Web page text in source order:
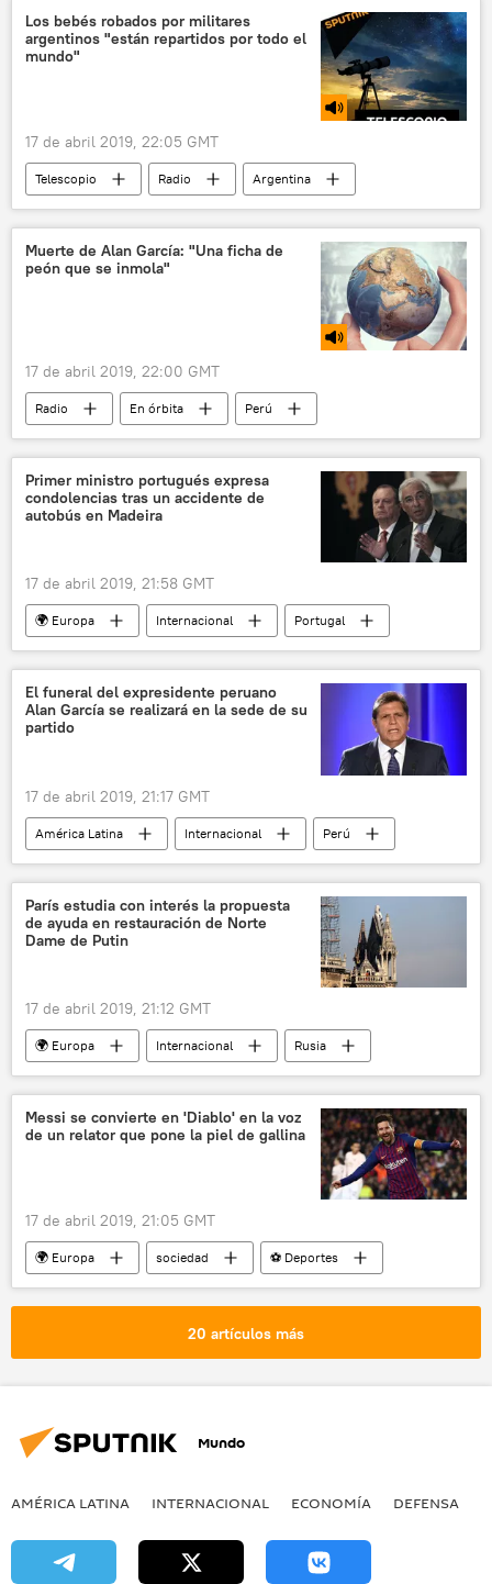
Doctrina de Monroe
vigencia
noticias
Los bebés robados por militares
argentinos "están repartidos por todo el
mundo"
17 de abril 2019, 22:05 GMT
Telescopio Radio
Argentina
dictadura
desaparecidos
identidad
memoria
Muerte de Alan García: "Una ficha de
peón que se inmola"
17 de abril 2019, 22:00 GMT
Radio En órbita
Perú
Argentina
Venezuela
Portugal
Alan García
Odebrecht
suicidio
corrupción
inflación
Primer ministro portugués expresa
condolencias tras un accidente de
autobús en Madeira
17 de abril 2019, 21:58 GMT
🌍 Europa Internacional
Portugal
Antonio Costa
condolencias
accidente
noticias
El funeral del expresidente peruano
Alan García se realizará en la sede de su
partido
17 de abril 2019, 21:17 GMT
América Latina Internacional
Perú
Alan García
expresidente
fallecimiento
noticias
París estudia con interés la propuesta
de ayuda en restauración de Norte
Dame de Putin
17 de abril 2019, 21:12 GMT
🌍 Europa Internacional
Rusia
Incendio de la catedral de Notre Dame de París
Francia
Vladímir Putin
restauración
noticias
Messi se convierte en 'Diablo' en la voz
de un relator que pone la piel de gallina
17 de abril 2019, 21:05 GMT
🌍 Europa sociedad
⚽ Deportes
Internacional
Barcelona
Lionel Messi
Liga de Campeones
fútbol
España
noticias
20 artículos más
Mundo
AMÉRICA LATINA INTERNACIONAL ECONOMÍA DEFENSA